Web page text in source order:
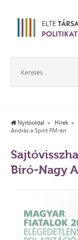
Nyitóoldal Hírek
András a Spirit FM-en
Bíró-Nagy